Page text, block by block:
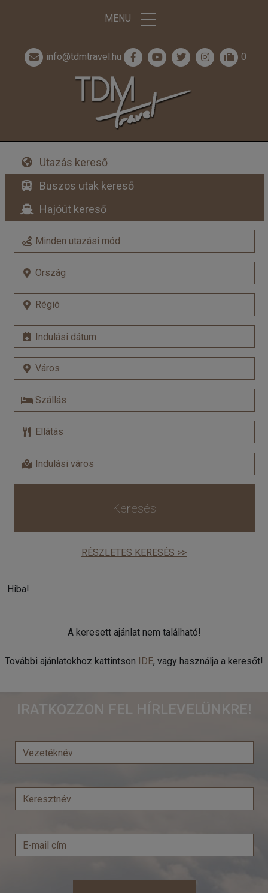
MENÜ
info@tdmtravel.hu 0
Utazás kereső
Buszos utak kereső
Hajóút kereső
Keresés
RÉSZLETES KERESÉS >>
Hiba!
A keresett ajánlat nem található!
További ajánlatokhoz kattintson IDE, vagy használja a keresőt!
IRATKOZZON FEL HÍRLEVELÜNKRE!